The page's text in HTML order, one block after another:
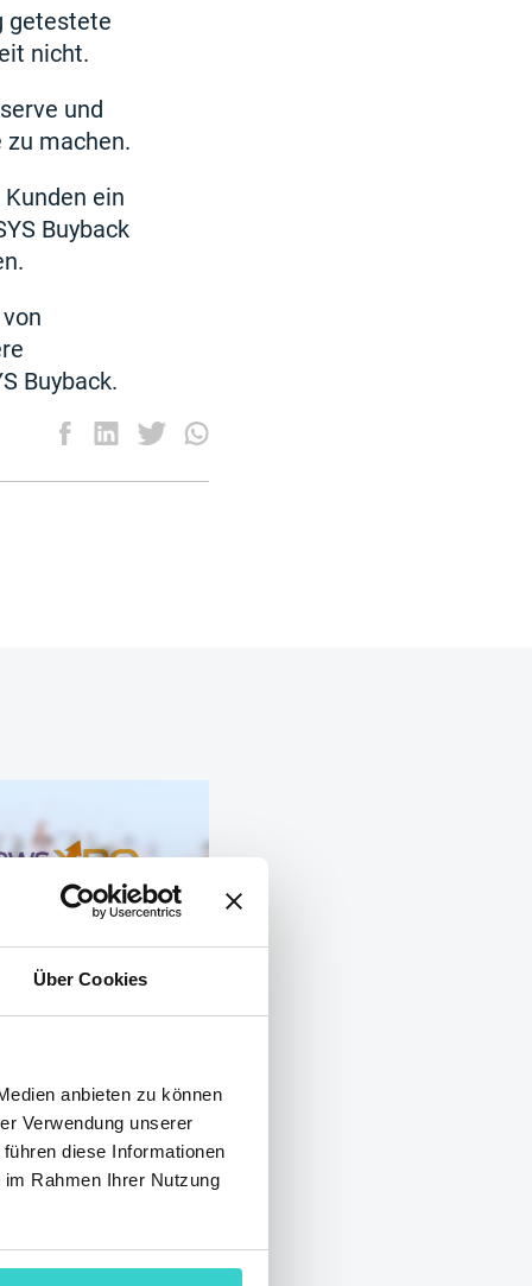
Über Cookies
anbieten zu können
Verwendung unserer
diese Informationen
Rahmen Ihrer Nutzung
getestete
nicht.
und
machen.
ein
Buyback
Buyback.
Mobile
bald
NSYS Group Team
Sie in Barcelona